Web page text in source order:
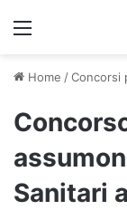
Menu
Home /Concorsi
Sanitari